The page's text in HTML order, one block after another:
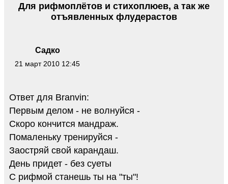
Садко
21 март 2010 12:45
Для рифмоплётов и стихоплюев, а так же
отъявленных флудерастов
Ответ для Branvin:
Первым делом - не волнуйся -
Скоро кончится мандраж.
Помаленьку тренируйся -
Заостряй свой карандаш.
День придет - без суеты
С рифмой станешь ты на "ты"!